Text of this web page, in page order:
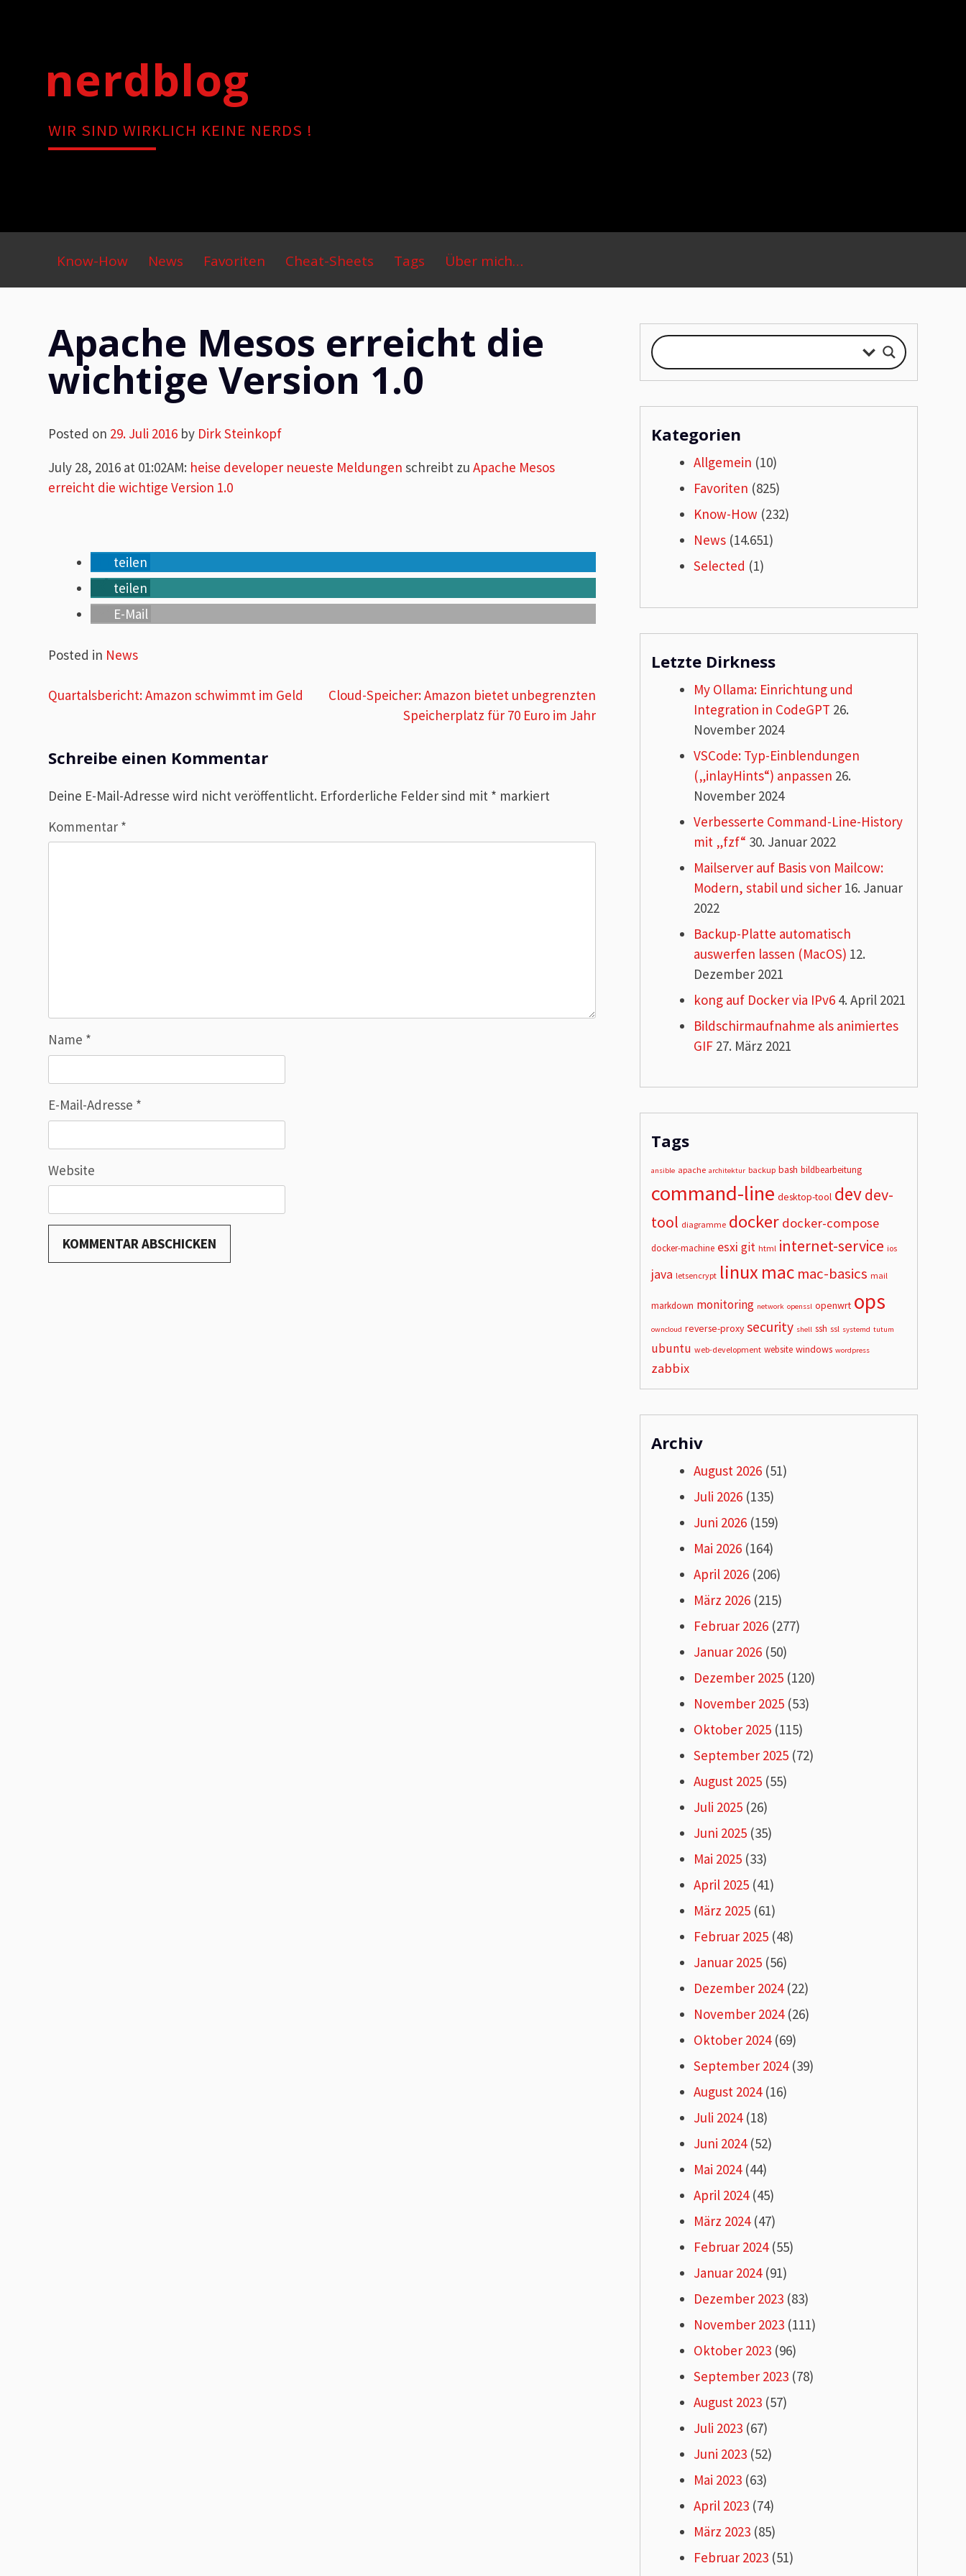
nerdblog
WIR SIND WIRKLICH KEINE NERDS !
Primary
Menu
Know-How News Favoriten Cheat-Sheets Tags Über mich…
Apache Mesos erreicht die
wichtige Version 1.0
Posted on 29. Juli 2016 by Dirk Steinkopf
July 28, 2016 at 01:02AM: heise developer neueste Meldungen schreibt zuApache Mesos
erreicht die wichtige Version 1.0
teilen
teilen
E-Mail
Posted in News
Beitragsnavigation
Quartalsbericht: Amazon schwimmt im Geld
Cloud-Speicher: Amazon bietet unbegrenzten
Speicherplatz für 70 Euro im Jahr
Schreibe einen Kommentar
Deine E-Mail-Adresse wird nicht veröffentlicht. Erforderliche Felder sind mit * markiert
Kommentar *
Name *
E-Mail-Adresse *
Website
Kategorien
Allgemein (10)
Favoriten (825)
Know-How (232)
News(14.651)
Selected (1)
Letzte Dirkness
My Ollama: Einrichtung und
Integration in CodeGPT 26.
November 2024
VSCode: Typ-Einblendungen
(„inlayHints“) anpassen 26.
November 2024
Verbesserte Command-Line-History
mit „fzf“ 30. Januar 2022
Mailserver auf Basis von Mailcow:
Modern, stabil und sicher16. Januar
2022
Backup-Platte automatisch
auswerfen lassen (MacOS) 12.
Dezember 2021
kong auf Docker via IPv64. April 2021
Bildschirmaufnahme als animiertes
GIF27. März 2021
Tags
ansible apache architektur backup bash bildbearbeitung
command-line desktop-tool devdev-
tool diagramme docker docker-compose
docker-machine esxi git html internet-service ios
java letsencrypt linuxmac mac-basics mail
markdown monitoring network openssl openwrt ops
owncloud reverse-proxy security shell ssh ssl systemd tutum
ubuntu web-development website windows wordpress
zabbix
Archiv
August 2026(51)
Juli 2026(135)
Juni 2026(159)
Mai 2026(164)
April 2026(206)
März 2026(215)
Februar 2026(277)
Januar 2026(50)
Dezember 2025(120)
November 2025(53)
Oktober 2025(115)
September 2025(72)
August 2025(55)
Juli 2025(26)
Juni 2025(35)
Mai 2025(33)
April 2025(41)
März 2025(61)
Februar 2025(48)
Januar 2025(56)
Dezember 2024(22)
November 2024(26)
Oktober 2024(69)
September 2024(39)
August 2024(16)
Juli 2024(18)
Juni 2024(52)
Mai 2024(44)
April 2024(45)
März 2024(47)
Februar 2024(55)
Januar 2024(91)
Dezember 2023(83)
November 2023(111)
Oktober 2023(96)
September 2023(78)
August 2023(57)
Juli 2023(67)
Juni 2023(52)
Mai 2023(63)
April 2023(74)
März 2023(85)
Februar 2023(51)